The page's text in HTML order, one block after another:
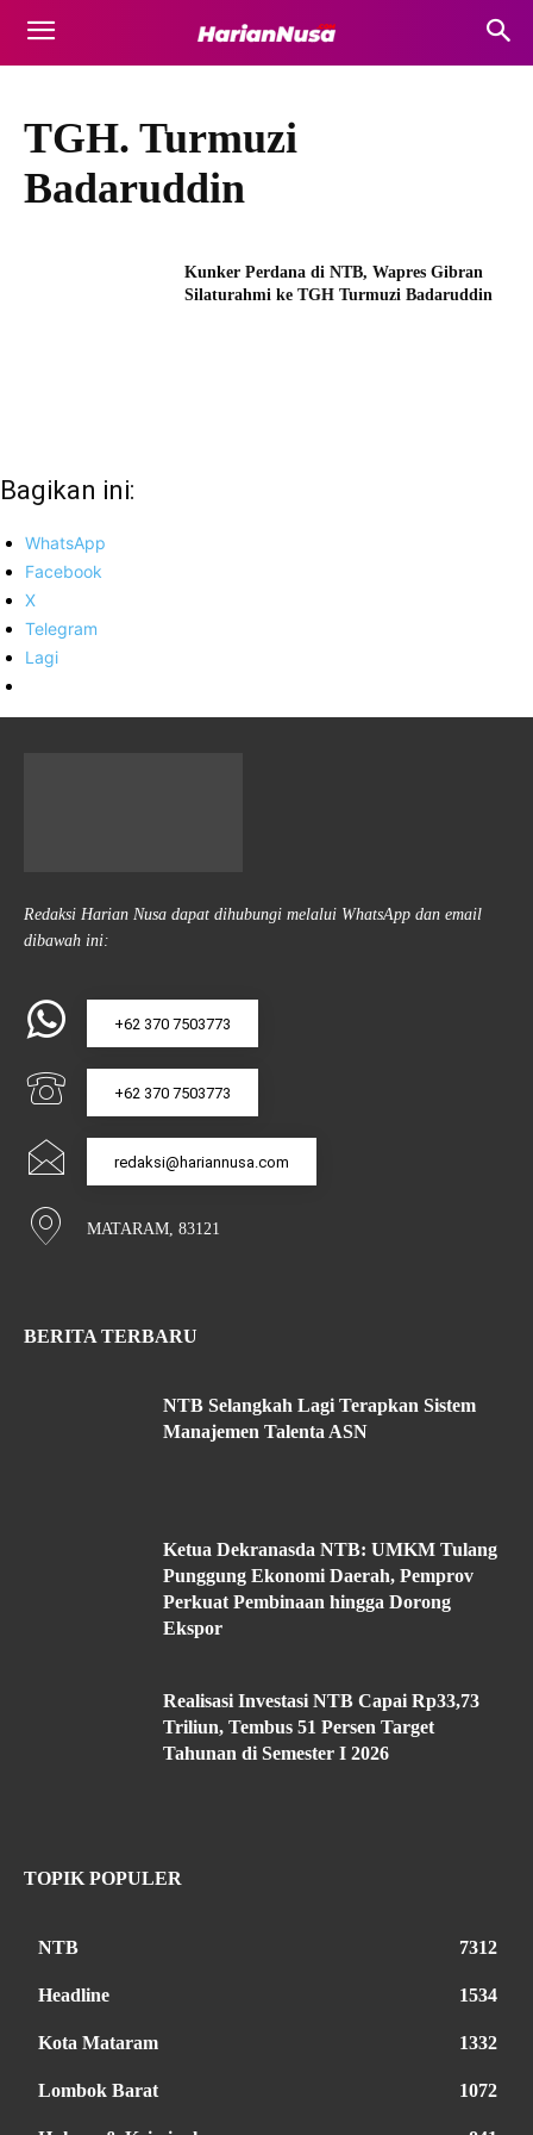
TGH. Turmuzi
Badaruddin
Kunker Perdana di NTB, Wapres Gibran
Silaturahmi ke TGH Turmuzi Badaruddin
Bagikan ini:
WhatsApp
Facebook
X
Telegram
Lagi
Redaksi Harian Nusa dapat dihubungi melalui WhatsApp dan email
dibawah ini:
+62 370 7503773
+62 370 7503773
redaksi@hariannusa.com
MATARAM, 83121
BERITA TERBARU
NTB Selangkah Lagi Terapkan Sistem
Manajemen Talenta ASN
Ketua Dekranasda NTB: UMKM Tulang
Punggung Ekonomi Daerah, Pemprov
Perkuat Pembinaan hingga Dorong
Ekspor
Realisasi Investasi NTB Capai Rp33,73
Triliun, Tembus 51 Persen Target
Tahunan di Semester I 2026
TOPIK POPULER
NTB 7312
Headline 1534
Kota Mataram 1332
Lombok Barat 1072